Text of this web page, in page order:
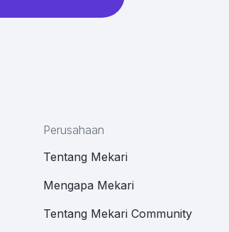
Perusahaan
Tentang Mekari
Mengapa Mekari
Tentang Mekari Community